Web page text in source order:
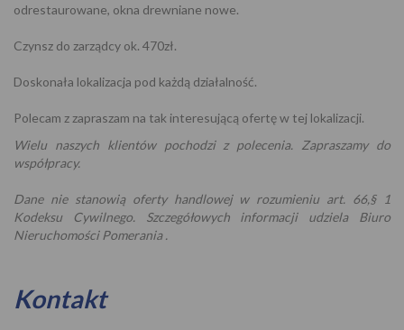
odrestaurowane, okna drewniane nowe.
Czynsz do zarządcy ok. 470zł.
Doskonała lokalizacja pod każdą działalność.
Polecam z zapraszam na tak interesującą ofertę w tej lokalizacji.
Wielu naszych klientów pochodzi z polecenia. Zapraszamy do
współpracy.
Dane nie stanowią oferty handlowej w rozumieniu art. 66,§ 1
Kodeksu Cywilnego. Szczegółowych informacji udziela Biuro
Nieruchomości Pomerania .
Kontakt